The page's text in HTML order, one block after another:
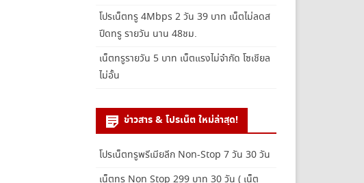
โปรเน็ตทรู 4Mbps 2 วัน 39 บาท เน็ตไม่ลดส
ปีดทรู รายวัน นาน 48ชม.
เน็ตทรูรายวัน 5 บาท เน็ตแรงไม่จำกัด โซเชียล
ไม่อั้น
ข่าวสาร & โปรเน็ต ใหม่ล่าสุด!
โปรเน็ตทรูพรีเมียลีก Non-Stop 7 วัน 30 วัน
เน็ตทรู Non Stop 299 บาท 30 วัน ( เน็ต